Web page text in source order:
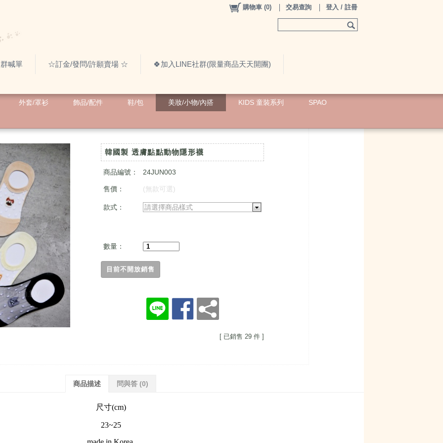
喊單 ☆訂金/發問/許願賣場 ☆ 🍀加入LINE社群(限量商品天天開團)
購物車 (0) 交易查詢 登入 / 註冊
外套/罩衫 飾品/配件 鞋/包 美妝/小物/內搭 KIDS 童裝系列 SPAO
韓國製 透膚點點動物隱形襪
商品編號： 24JUN003
售價： (無款可選)
款式： 請選擇商品樣式
數量：
目前不開放銷售
[ 已銷售 29 件 ]
商品描述 問與答 (0)